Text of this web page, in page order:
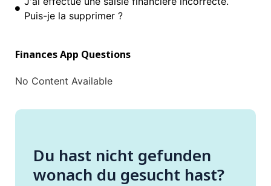
Puis-je la supprimer ?
FinancesApp Questions
No Content Available
Du hast nicht gefunden
wonach du gesucht hast?